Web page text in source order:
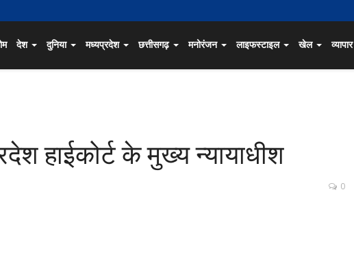
देश दुनिया मध्यप्रदेश छत्तीसगढ़ मनोरंजन लाइफस्टाइल खेल व्यापार
हाईकोर्ट के मुख्य न्यायाधीश
0